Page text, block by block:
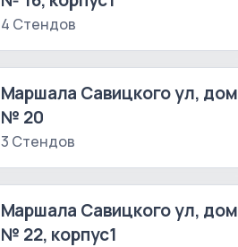
4 Стендов
Маршала Савицкого ул, дом
№ 20
3 Стендов
Маршала Савицкого ул, дом
№ 22, корпус1